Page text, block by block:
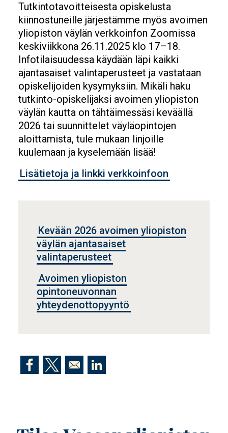
Tutkintotavoitteisesta opiskelusta
kiinnostuneille järjestämme myös avoimen
yliopiston väylän verkkoinfon Zoomissa
keskiviikkona 26.11.2025 klo 17–18.
Infotilaisuudessa käydään läpi kaikki
ajantasaiset valintaperusteet ja vastataan
opiskelijoiden kysymyksiin. Mikäli haku
tutkinto-opiskelijaksi avoimen yliopiston
väylän kautta on tähtäimessäsi keväällä
2026 tai suunnittelet väyläopintojen
aloittamista, tule mukaan linjoille
kuulemaan ja kyselemään lisää!
Lisätietoja ja linkki verkkoinfoon
Tietolaatikko
Kevään 2026 avoimen yliopiston
väylän ajantasaiset
valintaperusteet
Avoimen yliopiston
opintoneuvonnan
yhteydenottopyyntö
Opens in a new window
Opens in a new windowOpens in a new window